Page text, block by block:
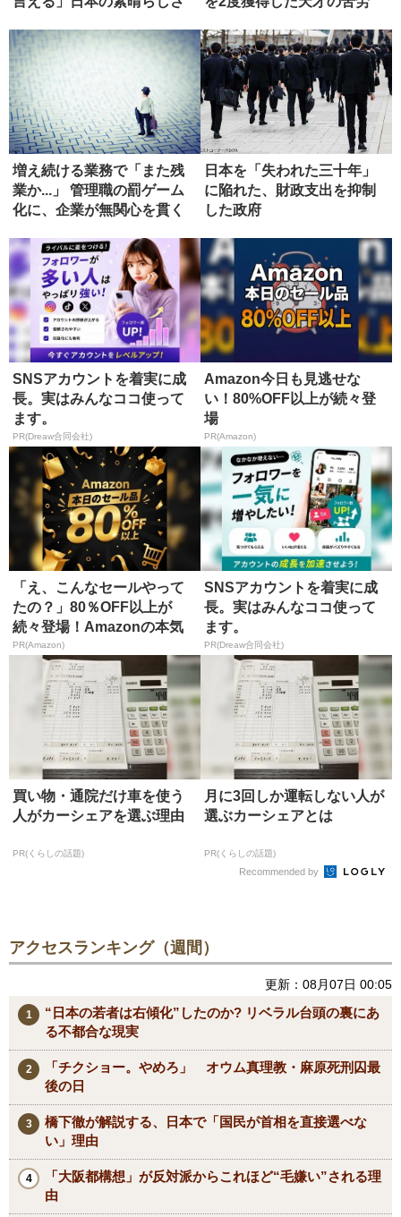
増え続ける業務で「また残
業か...」 管理職の罰ゲーム
化に、企業が無関心を貫く
日本を「失われた三十年」
に陥れた、財政支出を抑制
した政府
SNSアカウントを着実に成
長。実はみんなココ使って
ます。
PR(Dreaw合同会社)
Amazon今日も見逃せな
い！80%OFF以上が続々登
場
PR(Amazon)
「え、こんなセールやって
たの？」80％OFF以上が
続々登場！Amazonの本気
が...
PR(Amazon)
SNSアカウントを着実に成
長。実はみんなココ使って
ます。
PR(Dreaw合同会社)
買い物・通院だけ車を使う
人がカーシェアを選ぶ理由
PR(くらしの話題)
月に3回しか運転しない人が
選ぶカーシェアとは
PR(くらしの話題)
Recommended by
アクセスランキング（週間）
更新：08月07日 00:05
“日本の若者は右傾化”したのか? リベラル台頭の裏にあ
る不都合な現実
「チクショー。やめろ」 オウム真理教・麻原死刑囚最
後の日
橋下徹が解説する、日本で「国民が首相を直接選べな
い」理由
「大阪都構想」が反対派からこれほど“毛嫌い”される理
由